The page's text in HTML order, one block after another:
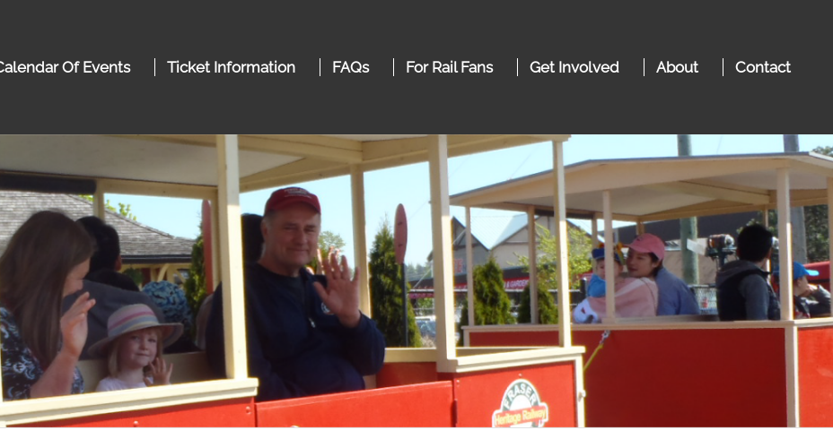
Of Events Ticket Information FAQs For Rail Fans Get Involved About Contact